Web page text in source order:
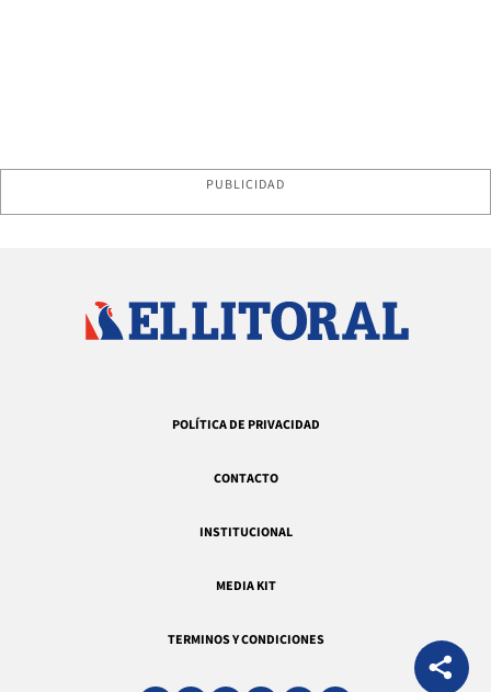
PUBLICIDAD
POLÍTICA DE PRIVACIDAD
CONTACTO
INSTITUCIONAL
MEDIA KIT
TERMINOS Y CONDICIONES